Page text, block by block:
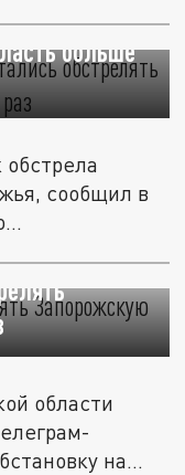
больше
сообщил в
области
на...